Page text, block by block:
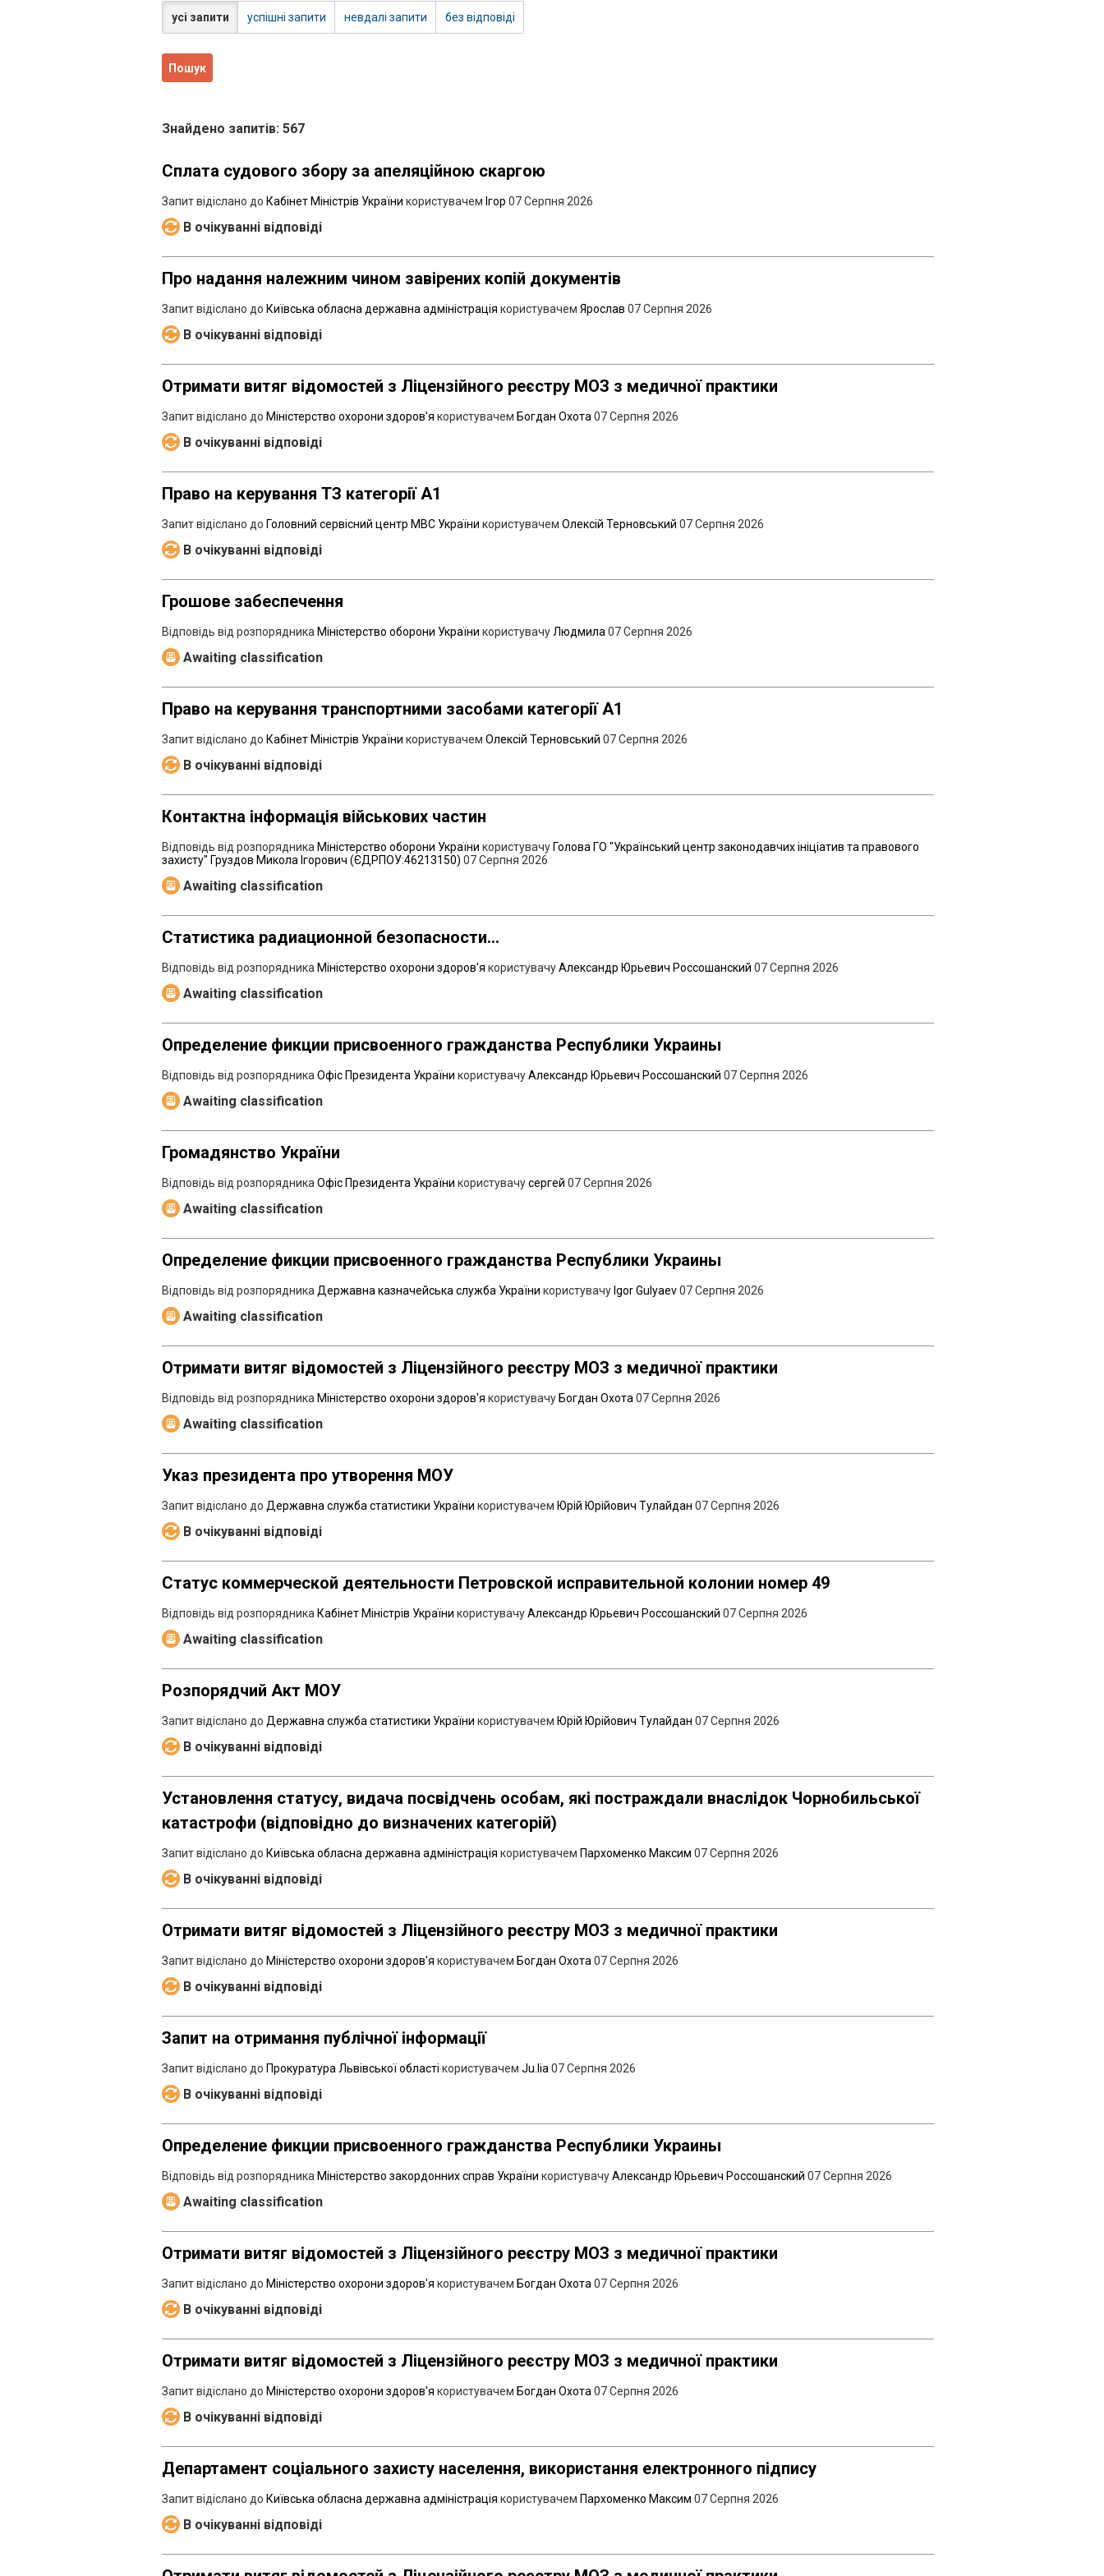
усі запити успішні запити невдалі запити без відповіді
Знайдено запитів: 567
Сплата судового збору за апеляційною скаргою
Запит відіслано до Кабінет Міністрів України користувачем Ігор 07 Серпня 2026
В очікуванні відповіді
Про надання належним чином завірених копій документів
Запит відіслано до Київська обласна державна адміністрація користувачем Ярослав 07 Серпня 2026
В очікуванні відповіді
Отримати витяг відомостей з Ліцензійного реєстру МОЗ з медичної практики
Запит відіслано до Міністерство охорони здоров'я користувачем Богдан Охота07 Серпня 2026
В очікуванні відповіді
Право на керування ТЗ категорії А1
Запит відіслано до Головний сервісний центр МВС України користувачем Олексій Терновський 07 Серпня 2026
В очікуванні відповіді
Грошове забеспечення
Відповідь від розпорядника Міністерство оборони України користувачуЛюдмила07 Серпня 2026
Awaiting classification
Право на керування транспортними засобами категорії А1
Запит відіслано до Кабінет Міністрів України користувачем Олексій Терновський 07 Серпня 2026
В очікуванні відповіді
Контактна інформація військових частин
Відповідь від розпорядника Міністерство оборони України користувачу Голова ГО "Український центр законодавчих ініціатив та правового
захисту" Груздов Микола Ігорович (ЄДРПОУ:46213150) 07 Серпня 2026
Awaiting classification
Статистика радиационной безопасности...
Відповідь від розпорядника Міністерство охорони здоров'я користувачуАлександр Юрьевич Россошанский 07 Серпня 2026
Awaiting classification
Определение фикции присвоенного гражданства Республики Украины
Відповідь від розпорядникаОфіс Президента України користувачуАлександр Юрьевич Россошанский 07 Серпня 2026
Awaiting classification
Громадянство України
Відповідь від розпорядникаОфіс Президента України користувачусергей 07 Серпня 2026
Awaiting classification
Определение фикции присвоенного гражданства Республики Украины
Відповідь від розпорядникаДержавна казначейська служба України користувачу Igor Gulyaev07 Серпня 2026
Awaiting classification
Отримати витяг відомостей з Ліцензійного реєстру МОЗ з медичної практики
Відповідь від розпорядника Міністерство охорони здоров'я користувачу Богдан Охота07 Серпня 2026
Awaiting classification
Указ президента про утворення МОУ
Запит відіслано до Державна служба статистики України користувачем Юрій Юрійович Тулайдан 07 Серпня 2026
В очікуванні відповіді
Статус коммерческой деятельности Петровской исправительной колонии номер 49
Відповідь від розпорядника Кабінет Міністрів України користувачуАлександр Юрьевич Россошанский 07 Серпня 2026
Awaiting classification
Розпорядчий Акт МОУ
Запит відіслано до Державна служба статистики України користувачем Юрій Юрійович Тулайдан 07 Серпня 2026
В очікуванні відповіді
Установлення статусу, видача посвідчень особам, які постраждали внаслідок Чорнобильської
катастрофи (відповідно до визначених категорій)
Запит відіслано до Київська обласна державна адміністрація користувачем Пархоменко Максим 07 Серпня 2026
В очікуванні відповіді
Отримати витяг відомостей з Ліцензійного реєстру МОЗ з медичної практики
Запит відіслано до Міністерство охорони здоров'я користувачем Богдан Охота07 Серпня 2026
В очікуванні відповіді
Запит на отримання публічної інформації
Запит відіслано до Прокуратура Львівської області користувачем Ju.lia07 Серпня 2026
В очікуванні відповіді
Определение фикции присвоенного гражданства Республики Украины
Відповідь від розпорядника Міністерство закордонних справ України користувачуАлександр Юрьевич Россошанский 07 Серпня 2026
Awaiting classification
Отримати витяг відомостей з Ліцензійного реєстру МОЗ з медичної практики
Запит відіслано до Міністерство охорони здоров'я користувачем Богдан Охота07 Серпня 2026
В очікуванні відповіді
Отримати витяг відомостей з Ліцензійного реєстру МОЗ з медичної практики
Запит відіслано до Міністерство охорони здоров'я користувачем Богдан Охота07 Серпня 2026
В очікуванні відповіді
Департамент соціального захисту населення, використання електронного підпису
Запит відіслано до Київська обласна державна адміністрація користувачем Пархоменко Максим 07 Серпня 2026
В очікуванні відповіді